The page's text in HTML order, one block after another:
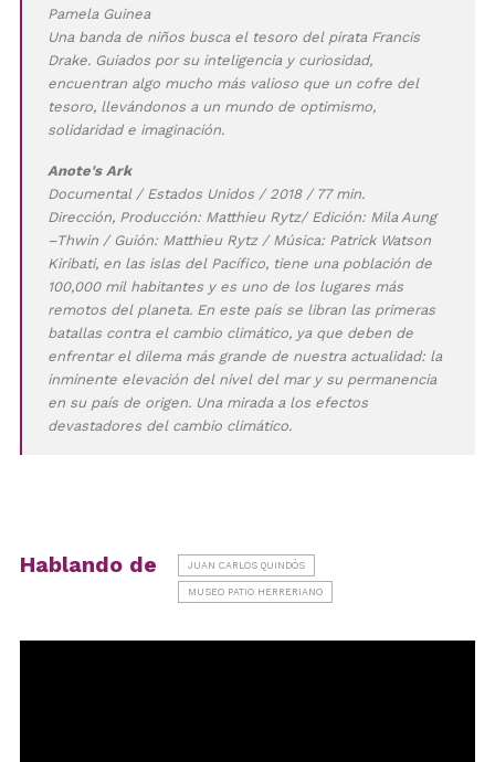
Pamela Guinea
Una banda de niños busca el tesoro del pirata Francis
Drake. Guiados por su inteligencia y curiosidad,
encuentran algo mucho más valioso que un cofre del
tesoro, llevándonos a un mundo de optimismo,
solidaridad e imaginación.
Anote's Ark
Documental / Estados Unidos / 2018 / 77 min.
Dirección, Producción: Matthieu Rytz/ Edición: Mila Aung
–Thwin / Guión: Matthieu Rytz / Música: Patrick Watson
Kiribati, en las islas del Pacífico, tiene una población de
100,000 mil habitantes y es uno de los lugares más
remotos del planeta. En este país se libran las primeras
batallas contra el cambio climático, ya que deben de
enfrentar el dilema más grande de nuestra actualidad: la
inminente elevación del nivel del mar y su permanencia
en su país de origen. Una mirada a los efectos
devastadores del cambio climático.
Hablando de JUAN CARLOS QUINDÓS
MUSEO PATIO HERRERIANO